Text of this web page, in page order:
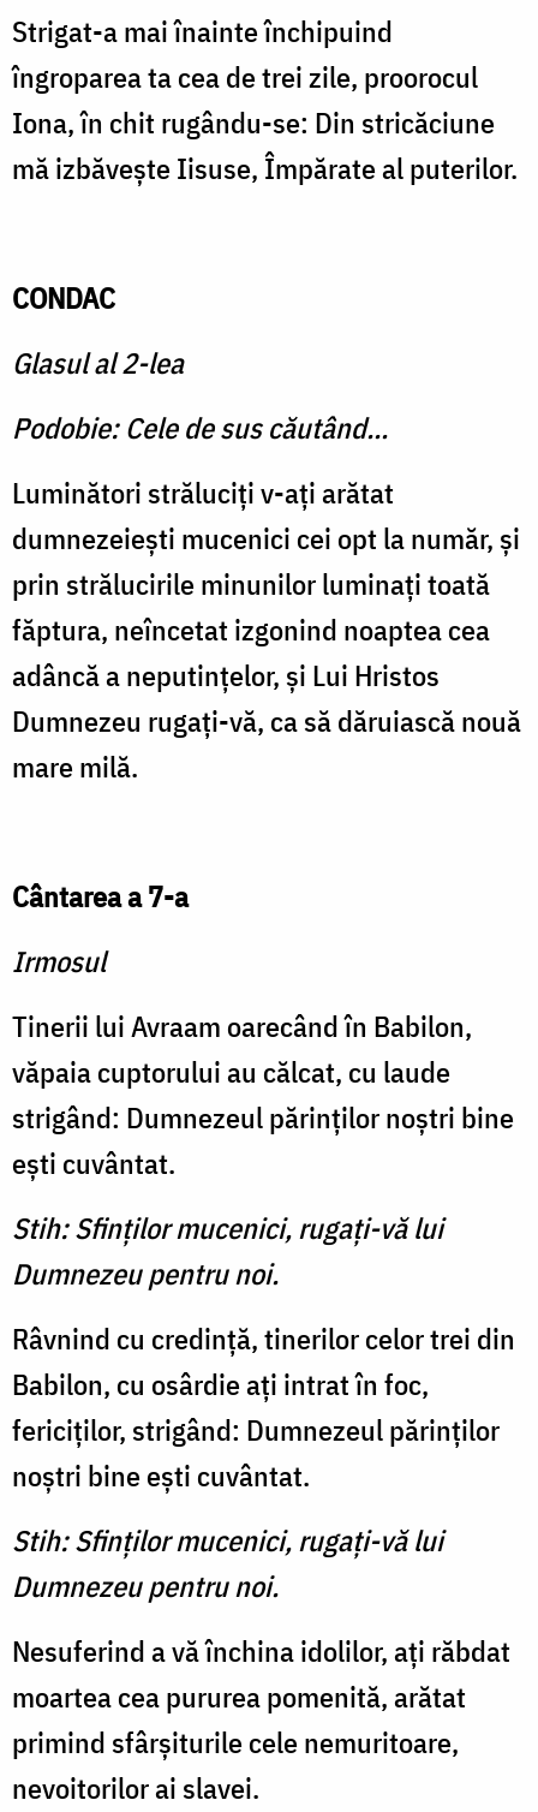
Strigat-a mai înainte închipuind
îngroparea ta cea de trei zile, proorocul
Iona, în chit rugându-se: Din stricăciune
mă izbăveşte Iisuse, Împărate al puterilor.
CONDAC
Glasul al 2-lea
Podobie: Cele de sus căutând...
Luminători străluciţi v-aţi arătat
dumnezeieşti mucenici cei opt la număr, şi
prin strălucirile minunilor luminaţi toată
făptura, neîncetat izgonind noaptea cea
adâncă a neputinţelor, şi Lui Hristos
Dumnezeu rugați-vă, ca să dăruiască nouă
mare milă.
Cântarea a 7-a
Irmosul
Tinerii lui Avraam oarecând în Babilon,
văpaia cuptorului au călcat, cu laude
strigând: Dumnezeul părinţilor noştri bine
eşti cuvântat.
Stih: Sfinţilor mucenici, rugaţi-vă lui
Dumnezeu pentru noi.
Râvnind cu credinţă, tinerilor celor trei din
Babilon, cu osârdie aţi intrat în foc,
fericiţilor, strigând: Dumnezeul părinţilor
noştri bine eşti cuvântat.
Stih: Sfinţilor mucenici, rugaţi-vă lui
Dumnezeu pentru noi.
Nesuferind a vă închina idolilor, aţi răbdat
moartea cea pururea pomenită, arătat
primind sfârşiturile cele nemuritoare,
nevoitorilor ai slavei.